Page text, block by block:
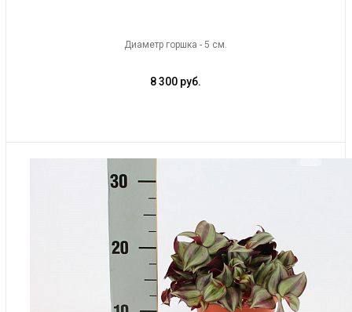
Диаметр горшка - 5 см.
8 300 руб.